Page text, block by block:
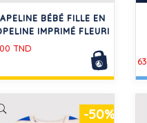
BÉBÉ FILLE EN
IMPRIMÉ FLEURI
TND
-50%